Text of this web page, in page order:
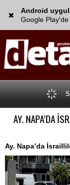
Android
Google
AY. NAPA’DA
Ay. Napa’da